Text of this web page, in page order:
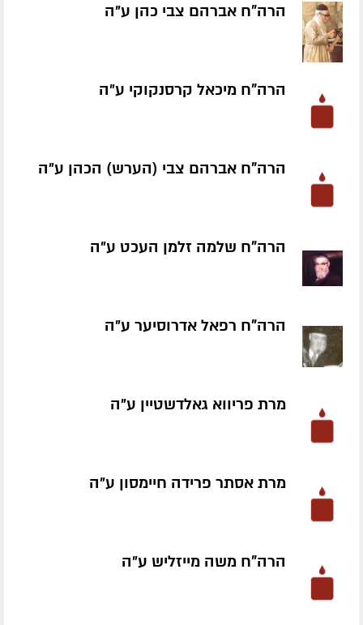
הרה"ח אברהם צבי כהן ע״ה
הרה"ח מיכאל קרסנקוקי ע״ה
הרה"ח אברהם צבי (הערש) הכהן ע״ה
הרה"ח שלמה זלמן העכט ע״ה
הרה"ח רפאל אדרוסיער ע״ה
מרת פריווא גאלדשטיין ע״ה
מרת אסתר פרידה חיימסון ע״ה
הרה"ח משה מייזליש ע״ה